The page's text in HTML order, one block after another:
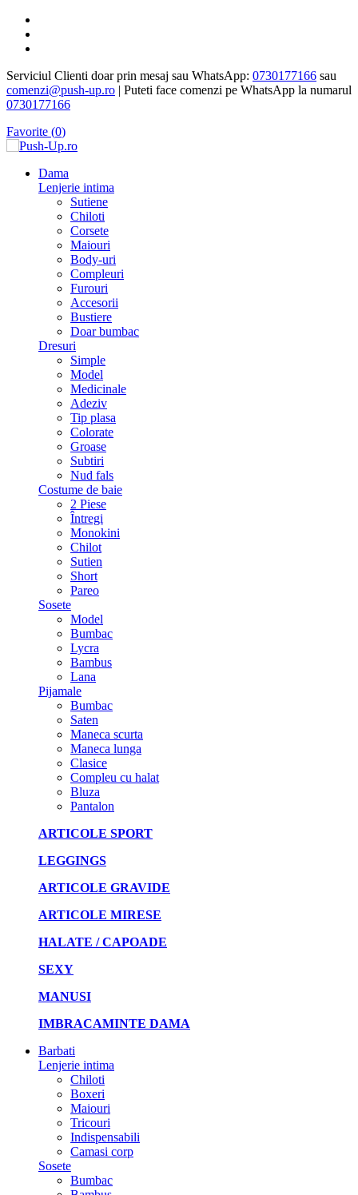
Serviciul Clienti doar prin mesaj sau WhatsApp: 0730177166 sau
comenzi@push-up.ro | Puteti face comenzi pe WhatsApp la numarul
0730177166
Favorite (0)
Dama
Lenjerie intima
Sutiene
Chiloti
Corsete
Maiouri
Body-uri
Compleuri
Furouri
Accesorii
Bustiere
Doar bumbac
Dresuri
Simple
Model
Medicinale
Adeziv
Tip plasa
Colorate
Groase
Subtiri
Nud fals
Costume de baie
2 Piese
Întregi
Monokini
Chilot
Sutien
Short
Pareo
Sosete
Model
Bumbac
Lycra
Bambus
Lana
Pijamale
Bumbac
Saten
Maneca scurta
Maneca lunga
Clasice
Compleu cu halat
Bluza
Pantalon
ARTICOLE SPORT
LEGGINGS
ARTICOLE GRAVIDE
ARTICOLE MIRESE
HALATE / CAPOADE
SEXY
MANUSI
IMBRACAMINTE DAMA
Barbati
Lenjerie intima
Chiloti
Boxeri
Maiouri
Tricouri
Indispensabili
Camasi corp
Sosete
Bumbac